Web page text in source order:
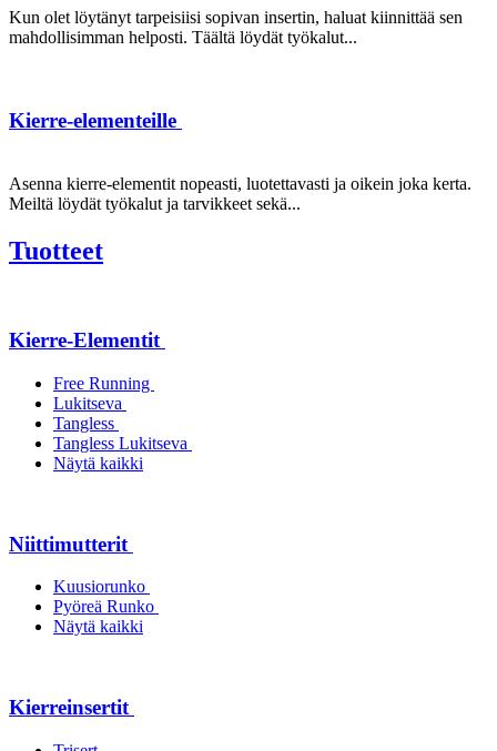
Kun olet löytänyt tarpeisiisi sopivan insertin, haluat kiinnittää sen
mahdollisimman helposti. Täältä löydät työkalut...
Kierre-elementeille
Asenna kierre-elementit nopeasti, luotettavasti ja oikein joka kerta.
Meiltä löydät työkalut ja tarvikkeet sekä...
Tuotteet
Kierre-Elementit
Free Running
Lukitseva
Tangless
Tangless Lukitseva
Näytä kaikki
Niittimutterit
Kuusiorunko
Pyöreä Runko
Näytä kaikki
Kierreinsertit